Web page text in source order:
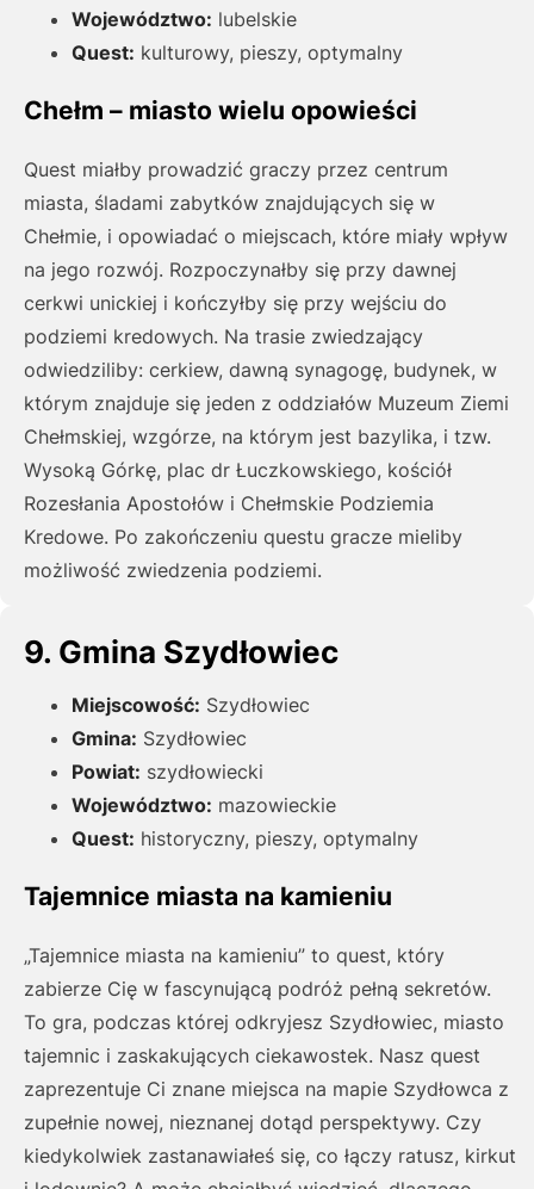
Województwo: lubelskie
Quest: kulturowy, pieszy, optymalny
Chełm – miasto wielu opowieści
Quest miałby prowadzić graczy przez centrum
miasta, śladami zabytków znajdujących się w
Chełmie, i opowiadać o miejscach, które miały wpływ
na jego rozwój. Rozpoczynałby się przy dawnej
cerkwi unickiej i kończyłby się przy wejściu do
podziemi kredowych. Na trasie zwiedzający
odwiedziliby: cerkiew, dawną synagogę, budynek, w
którym znajduje się jeden z oddziałów Muzeum Ziemi
Chełmskiej, wzgórze, na którym jest bazylika, i tzw.
Wysoką Górkę, plac dr Łuczkowskiego, kościół
Rozesłania Apostołów i Chełmskie Podziemia
Kredowe. Po zakończeniu questu gracze mieliby
możliwość zwiedzenia podziemi.
9. Gmina Szydłowiec
Miejscowość: Szydłowiec
Gmina: Szydłowiec
Powiat: szydłowiecki
Województwo: mazowieckie
Quest: historyczny, pieszy, optymalny
Tajemnice miasta na kamieniu
„Tajemnice miasta na kamieniu” to quest, który
zabierze Cię w fascynującą podróż pełną sekretów.
To gra, podczas której odkryjesz Szydłowiec, miasto
tajemnic i zaskakujących ciekawostek. Nasz quest
zaprezentuje Ci znane miejsca na mapie Szydłowca z
zupełnie nowej, nieznanej dotąd perspektywy. Czy
kiedykolwiek zastanawiałeś się, co łączy ratusz, kirkut